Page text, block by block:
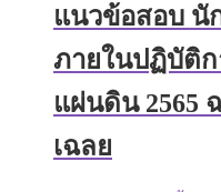
แนวข้อสอบ นั
ภายในปฏิบัติก
แผ่นดิน 2565
เฉลย